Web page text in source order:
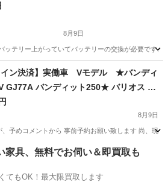
8月9日
ッテリー上がっていてバッテリーの交換が必要です
ヤマハ バッテリー
イン決済】実働車 Vモデル ★バンディ
GJ77A バンディット250★ バリオス ジ
ル バリオス250 ホーネット250
8月9日
予めコメントから 事前予約お願い致します 尚、現
駅 スズキ バンディット
家具、無料でお伺い＆即買取も
てもOK！最大限買取します